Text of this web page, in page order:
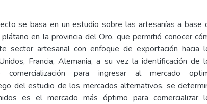
se basa en un estudio sobre las artesanías a base
en la provincia del Oro, que permitió conocer
sector artesanal con enfoque de exportación hacia
Francia, Alemania, a su vez la identificación de
comercialización para ingresar al mercado
del estudio de los mercados alternativos, se
es el mercado más óptimo para comercializar